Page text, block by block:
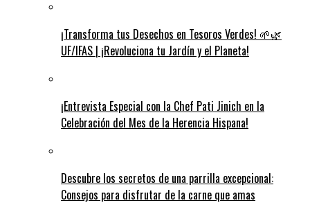
¡Transforma tus Desechos en Tesoros Verdes! 🌱🌿
UF/IFAS | ¡Revoluciona tu Jardín y el Planeta!
¡Entrevista Especial con la Chef Pati Jinich en la
Celebración del Mes de la Herencia Hispana!
Descubre los secretos de una parrilla excepcional:
Consejos para disfrutar de la carne que amas